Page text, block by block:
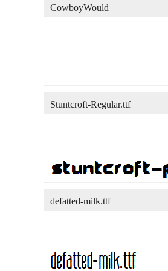
CowboyWould
Stuntcroft-Regular.ttf
defatted-milk.ttf